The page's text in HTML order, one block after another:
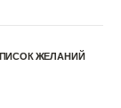
ЖЕЛАНИЙ